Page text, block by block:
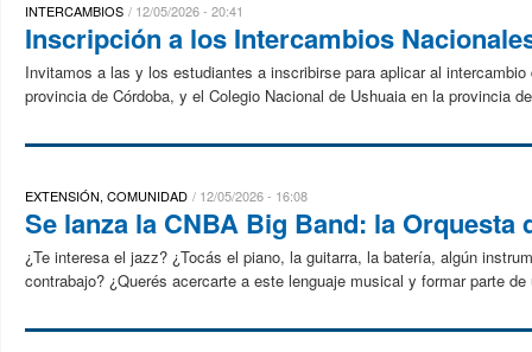
INTERCAMBIOS 12/05/2026 - 20:41
Inscripción a los Intercambios
Invitamos a las y los estudiantes a inscribirse para aplicar al
provincia de Córdoba, y el Colegio Nacional de Ushuaia en la provincia
EXTENSIÓN, COMUNIDAD 12/05/2026 - 16:08
Se lanza la CNBA Big Band: la Orquesta
¿Te interesa el jazz? ¿Tocás el piano, la guitarra, la batería, algún
contrabajo? ¿Querés acercarte a este lenguaje musical y formar parte